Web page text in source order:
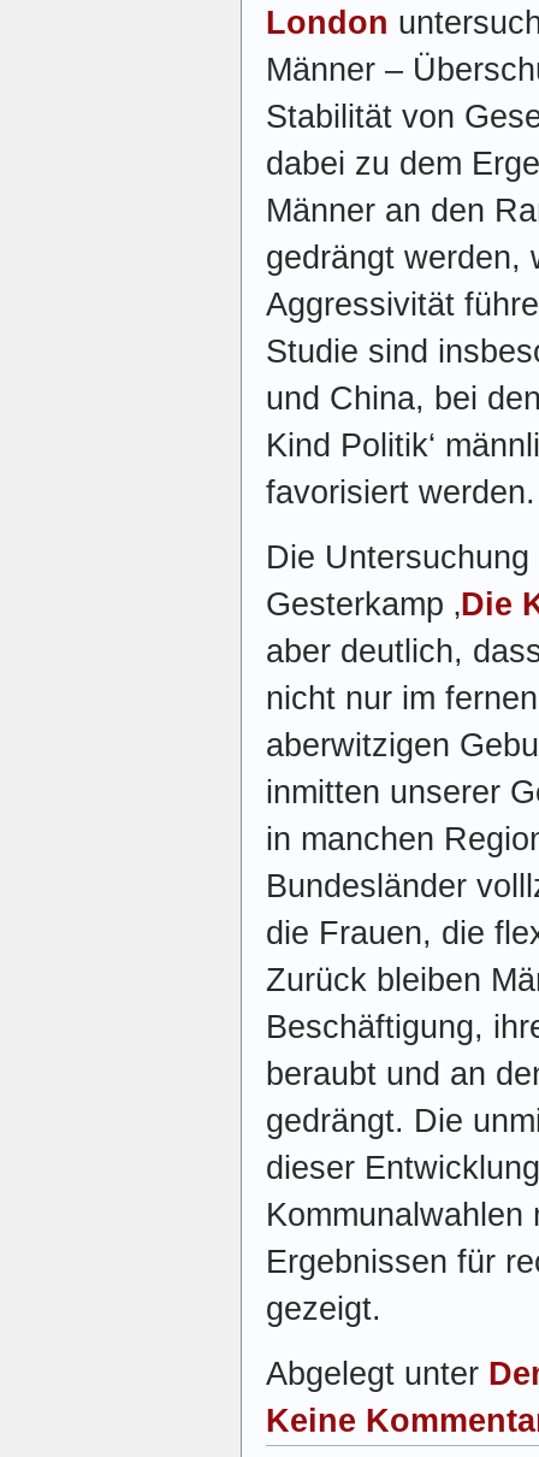
London
Männer –
Stabilität von
dabei zu dem
Männer an den
gedrängt werden,
Aggressivität
Studie sind
und China, bei
Kind Politik‘
favorisiert werden.
Die
Gesterkamp ‚Die
aber deutlich,
nicht nur im
aberwitzigen
inmitten unserer
in manchen
Bundesländer
die Frauen, die
Zurück bleiben
Beschäftigung,
beraubt und an
gedrängt. Die
dieser
Kommunalwahlen
Ergebnissen für
gezeigt.
Abgelegt unter
Keine